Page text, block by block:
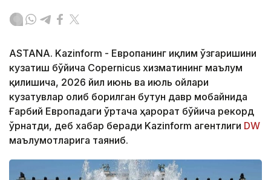
ASTANA. Kazinform - Европанинг иқлим ўзгаришини
кузатиш бўйича Copernicus хизматининг маълум
қилишича, 2026 йил июнь ва июль ойлари
кузатувлар олиб борилган бутун давр мобайнида
Ғарбий Европадаги ўртача ҳарорат бўйича рекорд
ўрнатди, деб хабар беради Kazinform агентлиги DW
маълумотларига таяниб.